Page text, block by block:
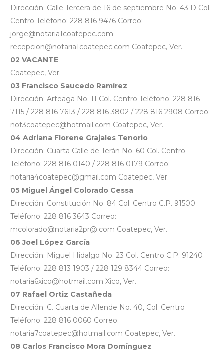
Dirección: Calle Tercera de 16 de septiembre No. 43 D Col.
Centro Teléfono: 228 816 9476 Correo:
jorge@notaria1coatepec.com
recepcion@notaria1coatepec.com Coatepec, Ver.
02 VACANTE
Coatepec, Ver.
03 Francisco Saucedo Ramírez
Dirección: Arteaga No. 11 Col. Centro Teléfono: 228 816
7115 / 228 816 7613 / 228 816 3802 / 228 816 2908 Correo:
not3coatepec@hotmail.com Coatepec, Ver.
04 Adriana Florene Grajales Tenorio
Dirección: Cuarta Calle de Terán No. 60 Col. Centro
Teléfono: 228 816 0140 / 228 816 0179 Correo:
notaria4coatepec@gmail.com Coatepec, Ver.
05 Miguel Ángel Colorado Cessa
Dirección: Constitución No. 84 Col. Centro C.P. 91500
Teléfono: 228 816 3643 Correo:
mcolorado@notaria2pr@.com Coatepec, Ver.
06 Joel López García
Dirección: Miguel Hidalgo No. 23 Col. Centro C.P. 91240
Teléfono: 228 813 1903 / 228 129 8344 Correo:
notaria6xico@hotmail.com Xico, Ver.
07 Rafael Ortiz Castañeda
Dirección: C. Cuarta de Allende No. 40, Col. Centro
Teléfono: 228 816 0060 Correo:
notaria7coatepec@hotmail.com Coatepec, Ver.
08 Carlos Francisco Mora Domínguez